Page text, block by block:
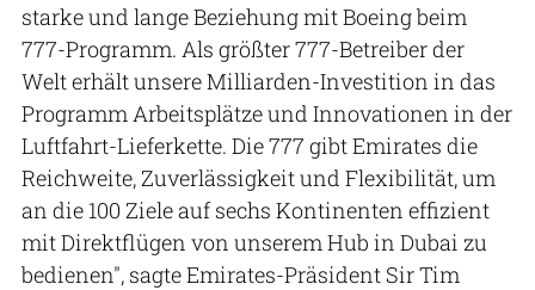
starke und lange Beziehung mit Boeing beim
777-Programm. Als größter 777-Betreiber der
Welt erhält unsere Milliarden-Investition in das
Programm Arbeitsplätze und Innovationen in der
Luftfahrt-Lieferkette. Die 777 gibt Emirates die
Reichweite, Zuverlässigkeit und Flexibilität, um
an die 100 Ziele auf sechs Kontinenten effizient
mit Direktflügen von unserem Hub in Dubai zu
bedienen", sagte Emirates-Präsident Sir Tim